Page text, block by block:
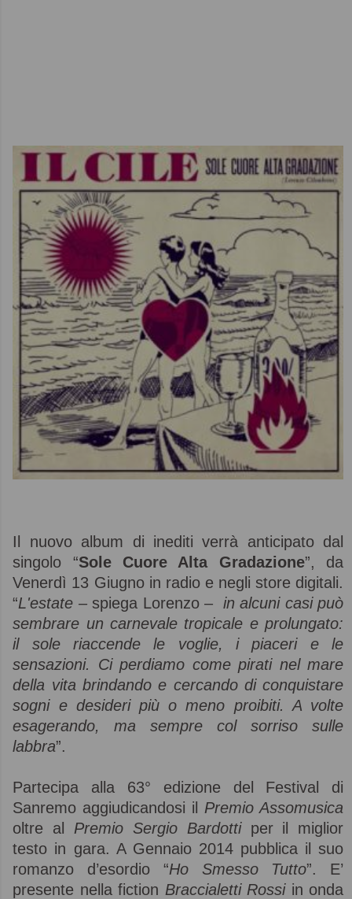
Il nuovo album di inediti verrà anticipato dal
singolo “Sole Cuore Alta Gradazione”, da
Venerdì 13 Giugno in radio e negli store digitali.
“L'estate –spiega Lorenzo – in alcuni casi può
sembrare un carnevale tropicale e prolungato:
il sole riaccende le voglie, i piaceri e le
sensazioni. Ci perdiamo come pirati nel mare
della vita brindando e cercando di conquistare
sogni e desideri più o meno proibiti. A volte
esagerando, ma sempre col sorriso sulle
labbra”.
Partecipa alla 63° edizione del Festival di
Sanremo aggiudicandosi il Premio Assomusica
oltre al Premio Sergio Bardottiper il miglior
testo in gara. A Gennaio 2014 pubblica il suo
romanzo d’esordio “Ho Smesso Tutto”. E’
presente nella fiction Braccialetti Rossiin onda